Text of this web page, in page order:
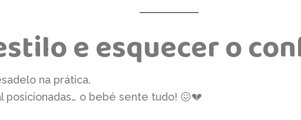
e esquecer o
na prática.
posicionadas… o bebé sente tudo! 😖💔